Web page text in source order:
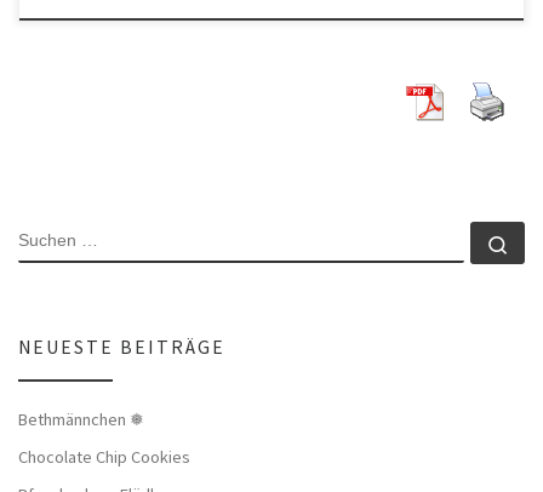
SUCHE
NEUESTE BEITRÄGE
Bethmännchen ❅
Chocolate Chip Cookies